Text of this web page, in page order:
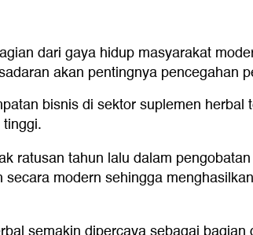
dari gaya hidup masyarakat
akan pentingnya pencegahan
bisnis di sektor suplemen
ratusan tahun lalu dalam
modern sehingga